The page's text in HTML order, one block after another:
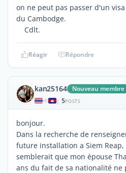
on ne peut pas passer d'un
du Cambodge.
Cdlt.
Réagir Répondre
kan25164 Nouveau membre
| 5POSTS
bonjour.
Dans la recherche de
future installation a Siem
semblerait que mon épouse
ans du fait de sa nationalité ne